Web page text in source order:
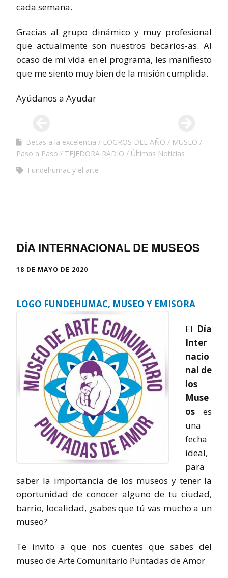
cada semana.
Gracias al grupo dinámico y muy profesional
que actualmente son nuestros becarios-as. Al
ocaso de mi vida en el programa, les manifiesto
que me siento muy bien de la misión cumplida.
Ayúdanos a Ayudar
Becas a la excelencia LOGROS DEL AÑO
MUSEO
Paso a Paso
TEJEDORA RADIO
Últimas Noticias
Fundehumac y el arte
DÍA INTERNACIONAL DE MUSEOS
18 DE MAYO DE 2020
LOGO FUNDEHUMAC, MUSEO Y EMISORA
El Día
Inter
nacio
nal de
los
Muse
os es
una
fecha
ideal,
para
saber la importancia de los museos y tener la
oportunidad de conocer alguno de tu ciudad,
barrio, localidad, ¿sabes que tú vas mucho a un
museo?
Te invito a que nos cuentes que sabes del
museo de Arte Comunitario Puntadas de Amor